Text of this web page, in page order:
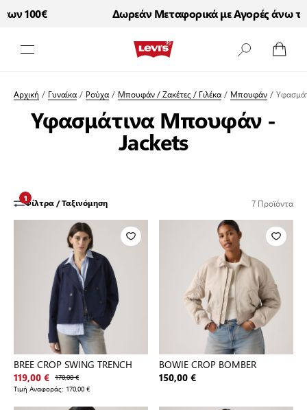
100€ Δωρεάν Μεταφορικά με Αγορές άνω
Αρχική / Γυναίκα/ Ρούχα/ Μπουφάν / Ζακέτες / Γιλέκα/ Μπουφάν/
Υφασμάτινα Μπουφάν -
Jackets
Φίλτρα / Ταξινόμηση
1 7Προϊόντα
BREE CROP SWING TRENCH
119,00 € 170,00 €
Τιμή Αναφοράς: 170,00 €
BOWIE CROP BOMBER
150,00 €